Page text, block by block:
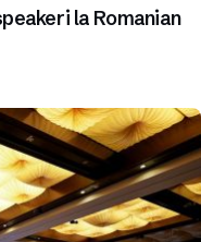
la Romanian